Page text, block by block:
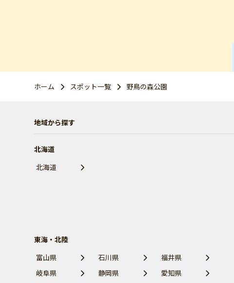
ホーム スポット一覧 野鳥の森公園
地域から探す
北海道
北海道
東海・北陸
富山県
石川県
福井県
岐阜県
静岡県
愛知県